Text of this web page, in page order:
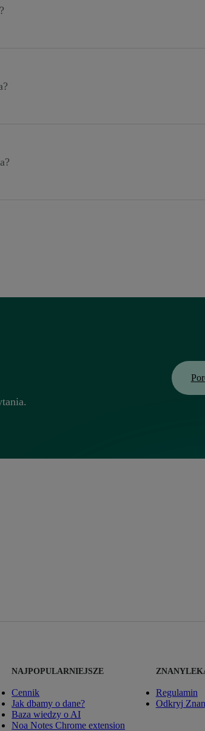
NAJPOPULARNIEJSZE
Cennik
Jak dbamy o dane?
Baza wiedzy o AI
Noa Notes Chrome extension
Regulamin
Odkryj